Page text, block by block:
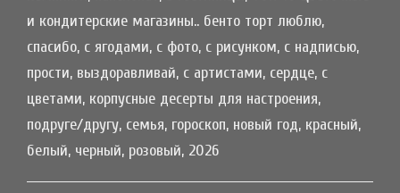
и кондитерские магазины.. бенто торт люблю,
спасибо, с ягодами, с фото, с рисунком, с надписью,
прости, выздоравливай, с артистами, сердце, с
цветами, корпусные десерты для настроения,
подруге/другу, семья, гороскоп, новый год, красный,
белый, черный, розовый, 2026